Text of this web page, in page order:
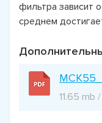
фильтра зависит
среднем
11.65 mb